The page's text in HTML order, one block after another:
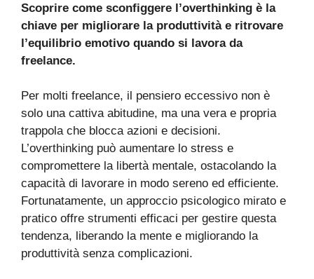
Scoprire come sconfiggere l’overthinking è la
chiave per migliorare la produttività e ritrovare
l’equilibrio emotivo quando si lavora da
freelance.
Per molti freelance, il pensiero eccessivo non è
solo una cattiva abitudine, ma una vera e propria
trappola che blocca azioni e decisioni.
L’overthinking può aumentare lo stress e
compromettere la libertà mentale, ostacolando la
capacità di lavorare in modo sereno ed efficiente.
Fortunatamente, un approccio psicologico mirato e
pratico offre strumenti efficaci per gestire questa
tendenza, liberando la mente e migliorando la
produttività senza complicazioni.